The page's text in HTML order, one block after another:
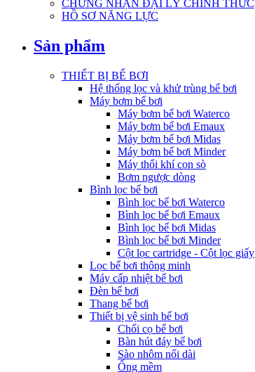
CHỨNG NHẬN ĐẠI LÝ CHÍNH THỨC
HỒ SƠ NĂNG LỰC
Sản phẩm
THIẾT BỊ BỂ BƠI
Hệ thống lọc và khử trùng bể bơi
Máy bơm bể bơi
Máy bơm bể bơi Waterco
Máy bơm bể bơi Emaux
Máy bơm bể bơi Midas
Máy bơm bể bơi Minder
Máy thổi khí con sò
Bơm ngược dòng
Bình lọc bể bơi
Bình lọc bể bơi Waterco
Bình lọc bể bơi Emaux
Bình lọc bể bơi Midas
Bình lọc bể bơi Minder
Cột lọc cartridge - Cột lọc giấy
Lọc bể bơi thông minh
Máy cấp nhiệt bể bơi
Đèn bể bơi
Thang bể bơi
Thiết bị vệ sinh bể bơi
Chổi cọ bể bơi
Bàn hút đáy bể bơi
Sào nhôm nối dài
Ống mềm